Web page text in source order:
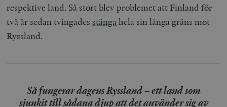
respektive land. Så stort blev problemet att Finland för
två år sedan tvingades stänga hela sin långa gräns mot
Ryssland.
Så fungerar dagens Ryssland – ett land som
sjunkit till sådana djup att det använder sig av